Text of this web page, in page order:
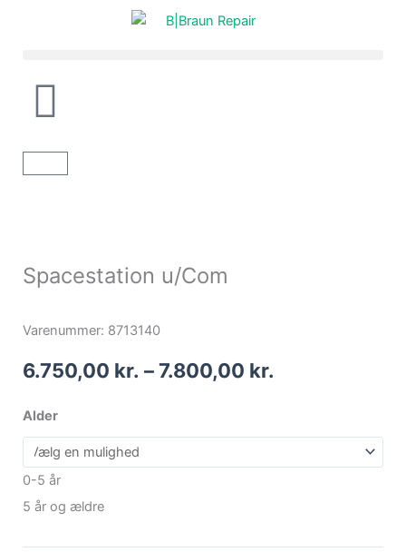
Spacestation u/Com
Varenummer: 8713140
6.750,00 kr. –7.800,00 kr.
7.800,00 kr.
Alder
0-5 år
5 år og ældre
Spacestation
u/Com
antal